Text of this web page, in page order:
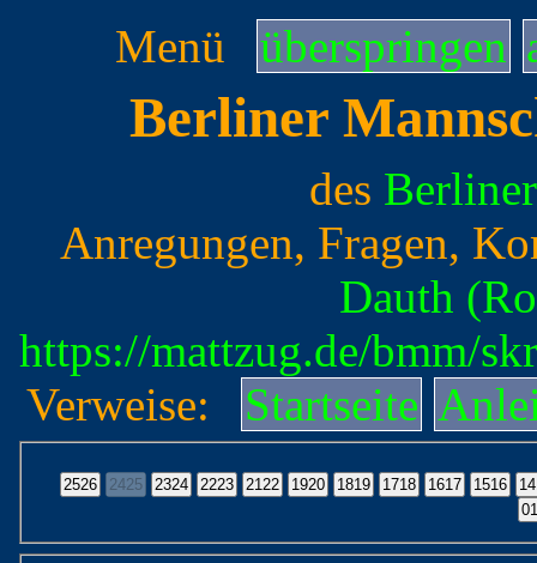
Menü überspringen
Berliner
des
Anregungen, Fragen,
Dauth
https://mattzug.de/bmm/
Verweise:
Startseite